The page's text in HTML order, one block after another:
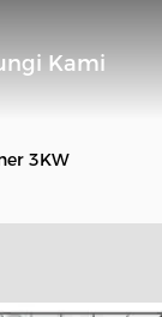
Kami
3KW